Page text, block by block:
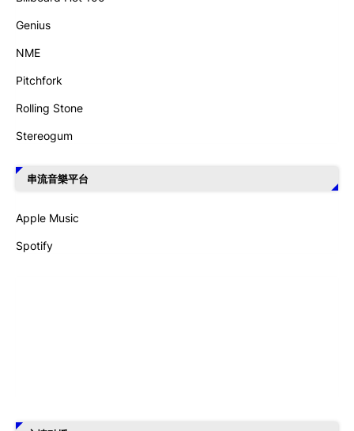
Genius
NME
Pitchfork
Rolling Stone
Stereogum
串流音樂平台
Apple Music
Spotify